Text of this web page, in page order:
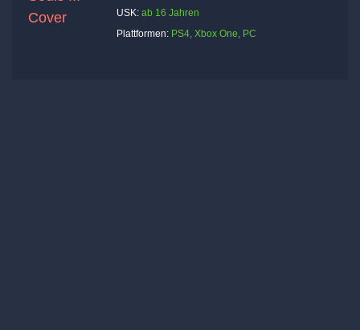
USK: ab 16 Jahren
Plattformen: PS4, Xbox One, PC